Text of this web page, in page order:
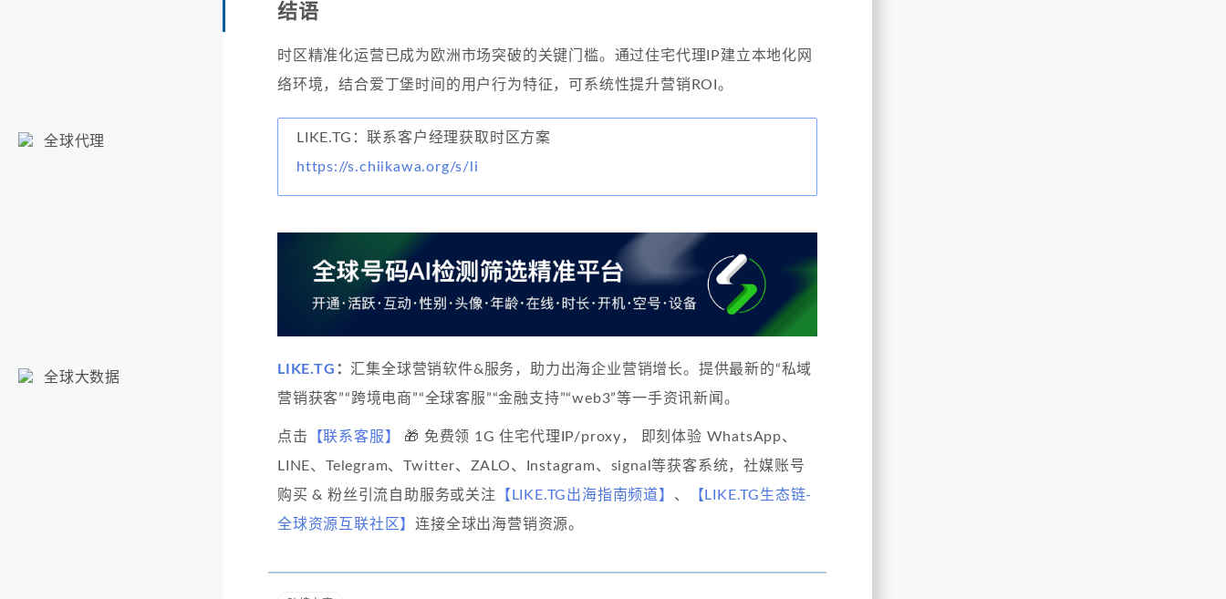
全球代理
全球大数据
结语
时区精准化运营已成为欧洲市场突破的关键门槛。通过住宅代理IP建立本地化网
络环境，结合爱丁堡时间的用户行为特征，可系统性提升营销ROI。
LIKE.TG：联系客户经理获取时区方案
https://s.chiikawa.org/s/li
LIKE.TG ： 汇集全球营销软件&服务，助力出海企业营销增长。提供最新的“私域
营销获客”“跨境电商”“全球客服”“金融支持”“web3”等一手资讯新闻。
点击 【联系客服】
🎁 免费领 1G 住宅代理IP/proxy， 即刻体验 WhatsApp、
LINE、Telegram、Twitter、ZALO、Instagram、signal等获客系统，社媒账号
购买 & 粉丝引流自助服务或关注
【LIKE.TG出海指南频道】 、
【LIKE.TG生态链-
全球资源互联社区】连接全球出海营销资源。